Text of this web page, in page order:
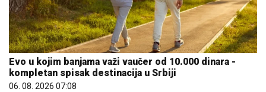
Evo u kojim banjama važi vaučer od 10.000 dinara -
kompletan spisak destinacija u Srbiji
06. 08. 2026 07:08